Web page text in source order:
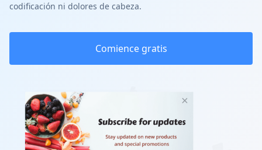
codificación ni dolores de cabeza.
Comience gratis